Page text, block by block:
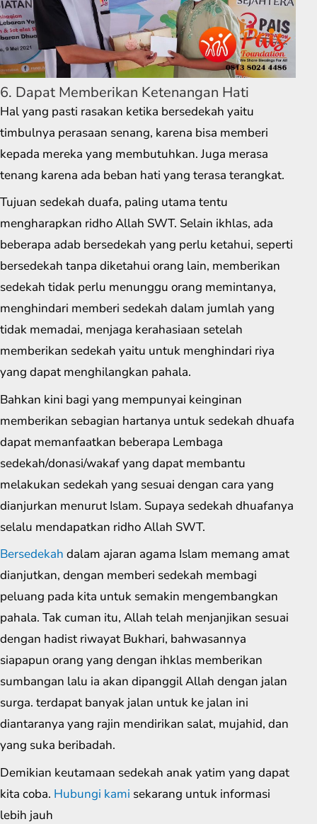
6. Dapat Memberikan Ketenangan Hati
Hal yang pasti rasakan ketika bersedekah yaitu
timbulnya perasaan senang, karena bisa memberi
kepada mereka yang membutuhkan. Juga merasa
tenang karena ada beban hati yang terasa terangkat.
Tujuan sedekah duafa, paling utama tentu
mengharapkan ridho Allah SWT. Selain ikhlas, ada
beberapa adab bersedekah yang perlu ketahui, seperti
bersedekah tanpa diketahui orang lain, memberikan
sedekah tidak perlu menunggu orang memintanya,
menghindari memberi sedekah dalam jumlah yang
tidak memadai, menjaga kerahasiaan setelah
memberikan sedekah yaitu untuk menghindari riya
yang dapat menghilangkan pahala.
Bahkan kini bagi yang mempunyai keinginan
memberikan sebagian hartanya untuk sedekah dhuafa
dapat memanfaatkan beberapa Lembaga
sedekah/donasi/wakaf yang dapat membantu
melakukan sedekah yang sesuai dengan cara yang
dianjurkan menurut Islam. Supaya sedekah dhuafanya
selalu mendapatkan ridho Allah SWT.
Bersedekah dalam ajaran agama Islam memang amat
dianjutkan, dengan memberi sedekah membagi
peluang pada kita untuk semakin mengembangkan
pahala. Tak cuman itu, Allah telah menjanjikan sesuai
dengan hadist riwayat Bukhari, bahwasannya
siapapun orang yang dengan ihklas memberikan
sumbangan lalu ia akan dipanggil Allah dengan jalan
surga. terdapat banyak jalan untuk ke jalan ini
diantaranya yang rajin mendirikan salat, mujahid, dan
yang suka beribadah.
Demikian keutamaan sedekah anak yatim yang dapat
kita coba. Hubungi kami sekarang untuk informasi
lebih jauh